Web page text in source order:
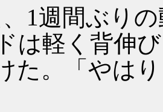
、1週間ぶり
は軽く背伸
た。「やは